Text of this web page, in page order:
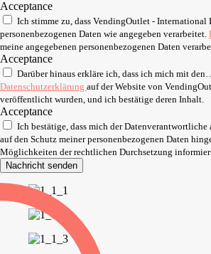
Acceptance
Ich stimme zu, dass VendingOutlet - International
personenbezogenen Daten wie angegeben verarbeitet.
meine angegebenen personenbezogenen Daten
Acceptance
Darüber hinaus erkläre ich, dass ich mich mit
Datenschutzerklärung auf der Website von
veröffentlicht wurden, und ich bestätige deren Inhalt.
Acceptance
Ich bestätige, dass mich der
auf den Schutz meiner personenbezogenen Daten
Möglichkeiten der rechtlichen Durchsetzung
Nachricht senden